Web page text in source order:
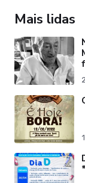
Mais lidas